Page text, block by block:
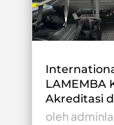
LAMEMBA
Akreditasi
oleh